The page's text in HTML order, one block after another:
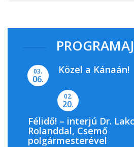
03.
06.
Közel a Kánaán!
02.
20.
Félidő! – interjú Dr.
Rolanddal, Csemő
polgármesterével